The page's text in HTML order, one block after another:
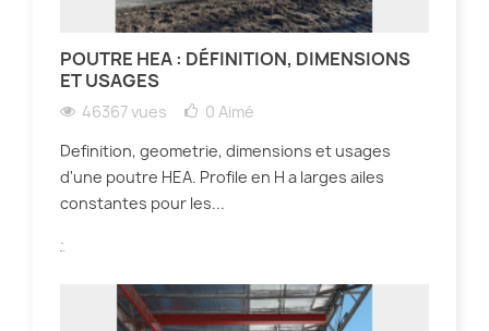
POUTRE HEA : DÉFINITION, DIMENSIONS
ET USAGES
46367 vues 0 Aimé
Definition, geometrie, dimensions et usages
d'une poutre HEA. Profile en H a larges ailes
constantes pour les...
.